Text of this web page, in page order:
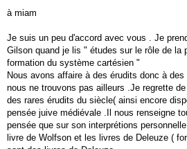
à miam
Je suis un peu d'accord avec vous . Je
Gilson quand je lis " études sur le rôle de la
formation du système cartésien "
Nous avons affaire à des érudits donc à
nous ne trouvons pas ailleurs .Je regrette
des rares érudits du siècle( ainsi encore
pensée juive médiévale .Il nous renseigne
pensée que sur son interprétions
livre de Wolfson et les livres de Deleuze (